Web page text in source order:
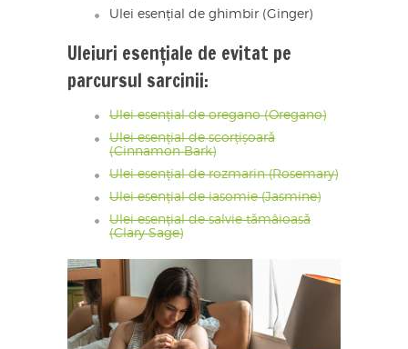
Ulei esențial de ghimbir (Ginger)
Uleiuri esențiale de evitat pe
parcursul sarcinii:
Ulei esențial de oregano (Oregano)
Ulei esențial de scorțișoară
(Cinnamon Bark)
Ulei esențial de rozmarin (Rosemary)
Ulei esențial de iasomie (Jasmine)
Ulei esențial de salvie tămâioasă
(Clary Sage)